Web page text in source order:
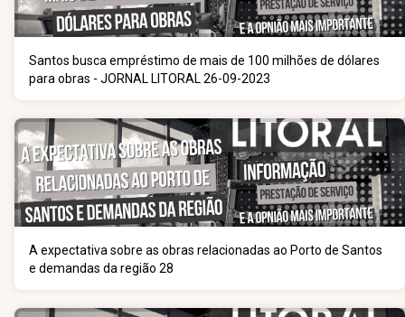
Santos busca empréstimo de mais de 100 milhões de dólares
para obras - JORNAL LITORAL 26-09-2023
A expectativa sobre as obras relacionadas ao Porto de Santos
e demandas da região 28